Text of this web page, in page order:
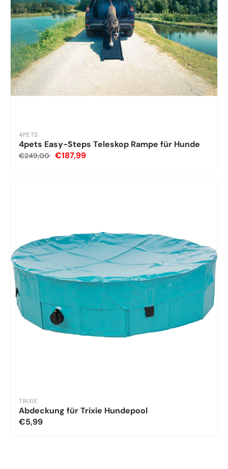
4PETS
4pets Easy-Steps Teleskop Rampe für Hunde
€249,00 €187,99
TRIXIE
Abdeckung für Trixie Hundepool
€5,99